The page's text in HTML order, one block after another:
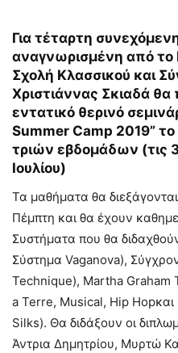
Για τέταρτη
αναγνωρισμένη από το
Σχολή Κλασσικού και
Χριστιάννας Σκιαδά θα
εντατικό θερινό
Summer Camp 2019” το
τριών εβδομάδων (τις
Ιουλίου)
Τα μαθήματα θα
Πέμπτη και θα έχουν
Συστήματα που θα
Σύστημα Vaganova),
Technique), Martha Graham
a Terre, Musical, Hip
Silks). Θα διδάξουν οι
Άντρια Δημητρίου, Μυρτώ